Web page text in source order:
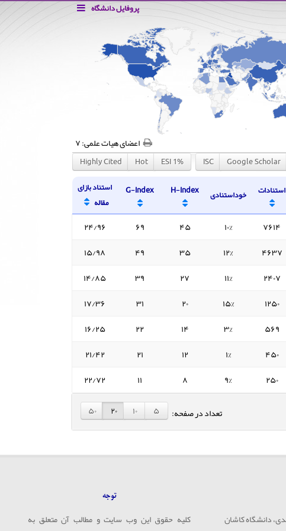
پروفایل دانشگاه
اعضای هیات علمی:۷
ESI 1%
Hot
Highly Cited Google Scholar
ISC
استناد بازای
مقاله
G-Index H-Index خوداستنادی استنادات
۲۴/۹۶ ۶۹ ۴۵ ۱۰% ۷۶۱۴
۱۵/۹۸
۴۹ ۳۵ ۱۲% ۴۶۳۷
۱۴/۸۵
۳۹ ۲۷ ۱۱% ۲۴۰۷
۱۷/۳۶
۳۱ ۲۰ ۱۵% ۱۲۵۰
۱۶/۲۵
۲۲ ۱۴ ۳% ۵۶۹
۲۱/۴۲
۲۱ ۱۲ ۱% ۴۵۰
۲۲/۷۲
۱۱ ۸ ۹% ۲۵۰
تعداد در صفحه: ۵ ۱۰ ۲۰ ۵۰
توجه
کلیه حقوق این وب سایت و مطالب آن متعلق به